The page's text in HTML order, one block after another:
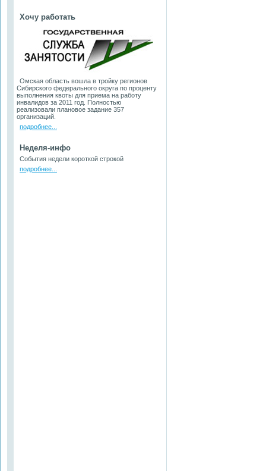
Хочу работать
Омская область вошла в тройку регионов
Сибирского федерального округа по проценту
выполнения квоты для приема на работу
инвалидов за 2011 год. Полностью
реализовали плановое задание 357
организаций.
подробнее...
Неделя-инфо
События недели короткой строкой
подробнее...